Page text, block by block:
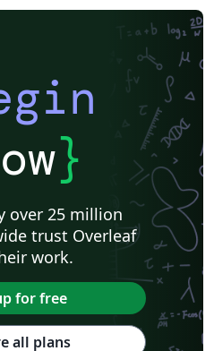
}
over 25 million
trust Overleaf
work.
for free
all plans